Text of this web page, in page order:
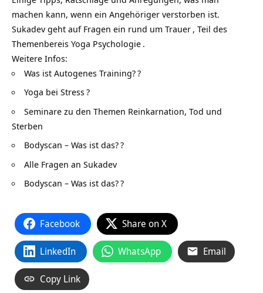
machen kann, wenn ein Angehöriger verstorben ist.
Sukadev geht auf Fragen ein rund um Trauer , Teil des
Themenbereis Yoga Psychologie .
Weitere Infos:
Was ist Autogenes Training??
Yoga bei Stress?
Seminare zu den Themen Reinkarnation, Tod und
Sterben
Bodyscan – Was ist das??
Alle Fragen an Sukadev
Bodyscan – Was ist das??
Facebook Share on X
LinkedIn WhatsApp Email
Copy Link